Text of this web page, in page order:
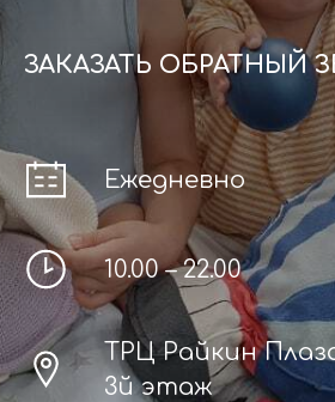
ЗАКАЗАТЬ ОБРАТНЫЙ
Ежедневно
10.00 – 22.00
ТРЦ Райкин
3й этаж